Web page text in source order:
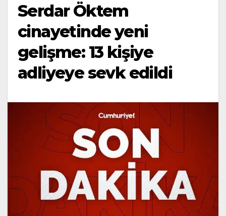
Serdar Öktem
cinayetinde yeni
gelişme: 13 kişiye
adliyeye sevk edildi